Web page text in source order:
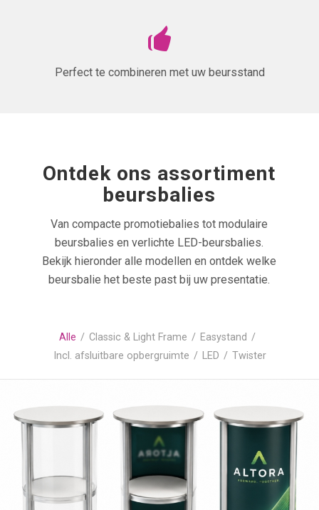
Perfect te combineren met uw beursstand
Ontdek ons assortiment
beursbalies
Van compacte promotiebalies tot modulaire
beursbalies en verlichte LED-beursbalies.
Bekijk hieronder alle modellen en ontdek welke
beursbalie het beste past bij uw presentatie.
Alle / Classic & Light Frame / Easystand /
Incl. afsluitbare opbergruimte / LED / Twister